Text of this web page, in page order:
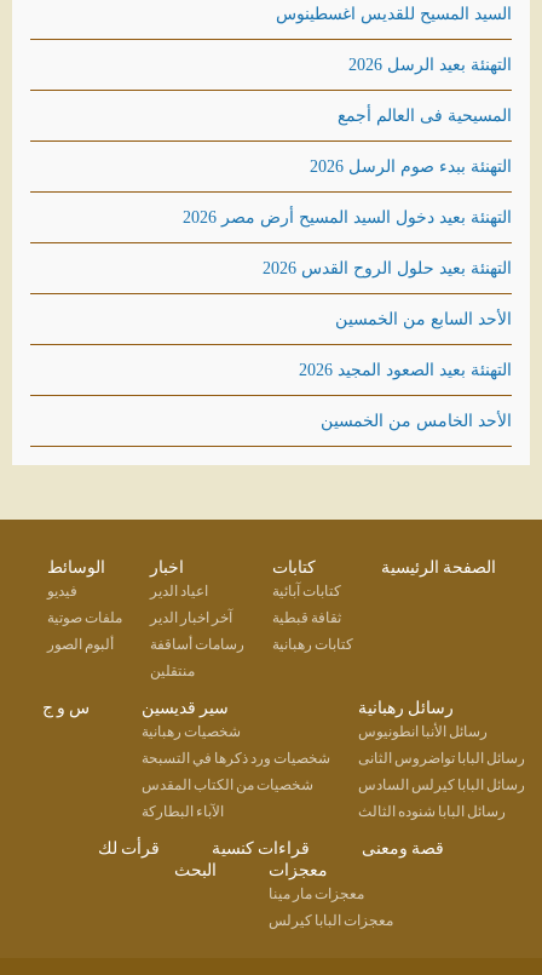
السيد المسيح للقديس اغسطينوس
التهنئة بعيد الرسل 2026
المسيحية فى العالم أجمع
التهنئة ببدء صوم الرسل 2026
التهنئة بعيد دخول السيد المسيح أرض مصر 2026
التهنئة بعيد حلول الروح القدس 2026
الأحد السابع من الخمسين
التهنئة بعيد الصعود المجيد 2026
الأحد الخامس من الخمسين
الصفحة الرئيسية كتابات
كتابات آبائية
ثقافة قبطية
كتابات رهبانية
اخبار
اعياد الدير
آخر اخبار الدير
رسامات أساقفة
منتقلين
الوسائط
فيديو
ملفات صوتية
ألبوم الصور
رسائل رهبانية
رسائل الأنبا انطونيوس
رسائل البابا تواضروس الثانى
رسائل البابا كيرلس السادس
رسائل البابا شنوده الثالث
سير قديسين
شخصيات رهبانية
شخصيات ورد ذكرها في التسبحة
شخصيات من الكتاب المقدس
الآباء البطاركة
س و ج
قصة ومعنى قراءات كنسية
قرأت لك
معجزات
معجزات مار مينا
معجزات البابا كيرلس
البحث